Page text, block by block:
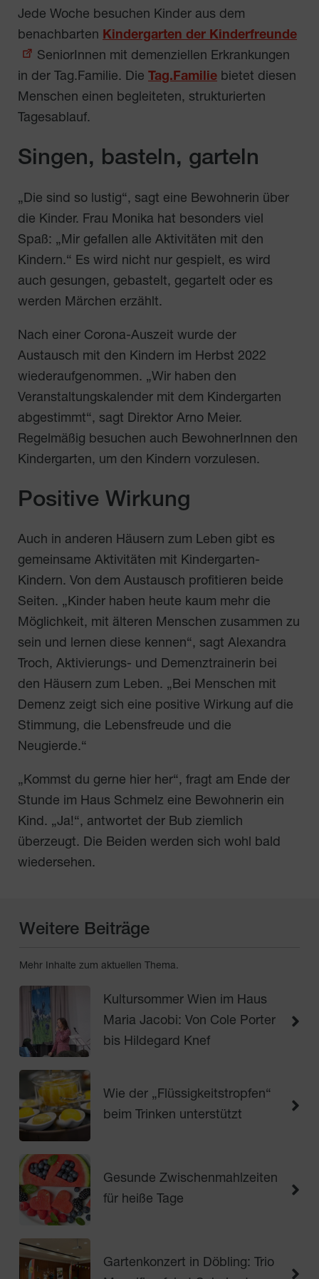
Jede Woche besuchen Kinder aus dem
benachbarten Kindergarten der Kinderfreunde
SeniorInnen mit demenziellen Erkrankungen
in der Tag.Familie. Die Tag.Familie bietet diesen
Menschen einen begleiteten, strukturierten
Tagesablauf.
Singen, basteln, garteln
„Die sind so lustig“, sagt eine Bewohnerin über
die Kinder. Frau Monika hat besonders viel
Spaß: „Mir gefallen alle Aktivitäten mit den
Kindern.“ Es wird nicht nur gespielt, es wird
auch gesungen, gebastelt, gegartelt oder es
werden Märchen erzählt.
Nach einer Corona-Auszeit wurde der
Austausch mit den Kindern im Herbst 2022
wiederaufgenommen. „Wir haben den
Veranstaltungskalender mit dem Kindergarten
abgestimmt“, sagt Direktor Arno Meier.
Regelmäßig besuchen auch BewohnerInnen den
Kindergarten, um den Kindern vorzulesen.
Positive Wirkung
Auch in anderen Häusern zum Leben gibt es
gemeinsame Aktivitäten mit Kindergarten-
Kindern. Von dem Austausch profitieren beide
Seiten. „Kinder haben heute kaum mehr die
Möglichkeit, mit älteren Menschen zusammen zu
sein und lernen diese kennen“, sagt Alexandra
Troch, Aktivierungs- und Demenztrainerin bei
den Häusern zum Leben. „Bei Menschen mit
Demenz zeigt sich eine positive Wirkung auf die
Stimmung, die Lebensfreude und die
Neugierde.“
„Kommst du gerne hier her“, fragt am Ende der
Stunde im Haus Schmelz eine Bewohnerin ein
Kind. „Ja!“, antwortet der Bub ziemlich
überzeugt. Die Beiden werden sich wohl bald
wiedersehen.
Weitere Beiträge
Mehr Inhalte zum aktuellen Thema.
Kultursommer Wien im Haus
Maria Jacobi: Von Cole Porter
bis Hildegard Knef
Wie der „Flüssigkeitstropfen“
beim Trinken unterstützt
Gesunde Zwischenmahlzeiten
für heiße Tage
Gartenkonzert in Döbling: Trio